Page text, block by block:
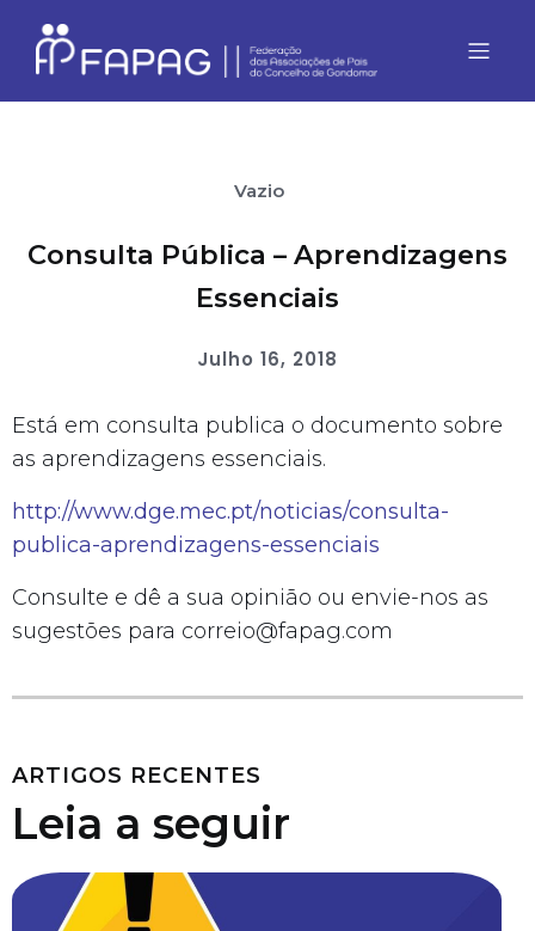
Vazio
Consulta Pública – Aprendizagens
Essenciais
Julho 16, 2018
Está em consulta publica o documento sobre
as aprendizagens essenciais.
http://www.dge.mec.pt/noticias/consulta-
publica-aprendizagens-essenciais
Consulte e dê a sua opinião ou envie-nos as
sugestões para correio@fapag.com
ARTIGOS RECENTES
Leia a seguir